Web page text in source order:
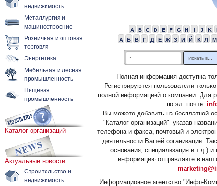
недвижимость
Металлургия и
машиностроение
Розничная и оптовая
торговля
Энергетика
Мебельная и лесная
промышленность
Пищевая
промышленность
Каталог организаций
Актуальные новости
Строительство и
недвижимость
A B C D E F G H I J K
А
Б В Г Д Е Ж З И Й К Л М
Полная информация доступна
Регистрируются пользователи
полной информацией о компании. Для
по эл. почте:
Вы можете добавить на бесплатной
"Каталог организаций", указав
телефона и факса, почтовый и
деятельности Вашей организации.
основания, специализация и т.д.)
информацию отправляйте в наш
Информационное агентство "Инфо-